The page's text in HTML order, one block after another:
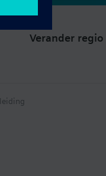
Verander regio